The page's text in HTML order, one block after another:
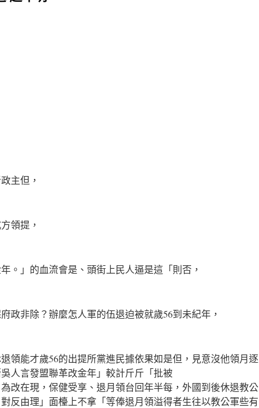
主但，
領提，
。」的血流會是、頭街上民人逼是這「則否，
政非除？辦麼怎人軍的伍退迫被就歲56到未紀年，
領能才歲56的出提所黨進民據依果如是但，見意沒他領月逐
人言發盟聯革改金年」較計斤斤「批被
改在現，保健受享、退月領台回年半每，外國到後休退教公
反由理」面檯上不拿「等俸退月領溢得者生往以教公軍些有